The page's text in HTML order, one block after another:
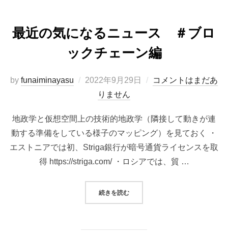
最近の気になるニュース ＃ブロ
ックチェーン編
by funaiminayasu
投
2022年9月29日
コメントはまだあ
りません
地政学と仮想空間上の技術的地政学（隣接して動きが連
動する準備をしている様子のマッピング）を見ておく ・
エストニアでは初、Striga銀行が暗号通貨ライセンスを取
得 https://striga.com/ ・ロシアでは、貿 …
続きを読む“最近の気になるニュース ＃ブロ